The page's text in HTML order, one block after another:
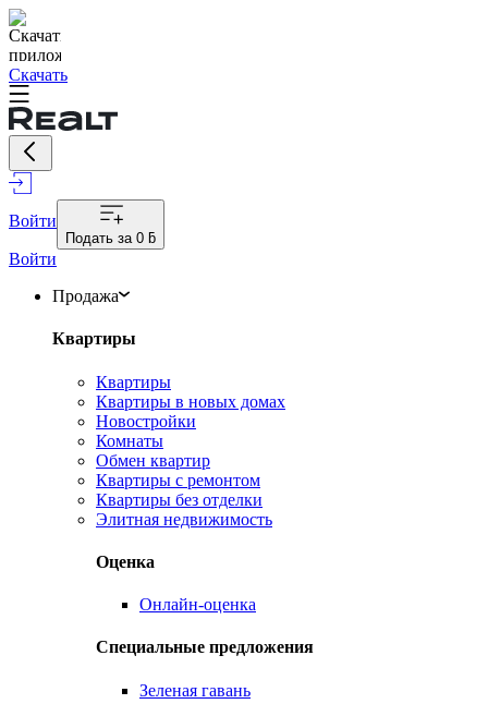
Скачать
Войти
Подать за 0 ƃ
Войти
Продажа
Квартиры
Квартиры
Квартиры в новых домах
Новостройки
Комнаты
Обмен квартир
Квартиры с ремонтом
Квартиры без отделки
Элитная недвижимость
Оценка
Онлайн-оценка
Специальные предложения
Зеленая гавань